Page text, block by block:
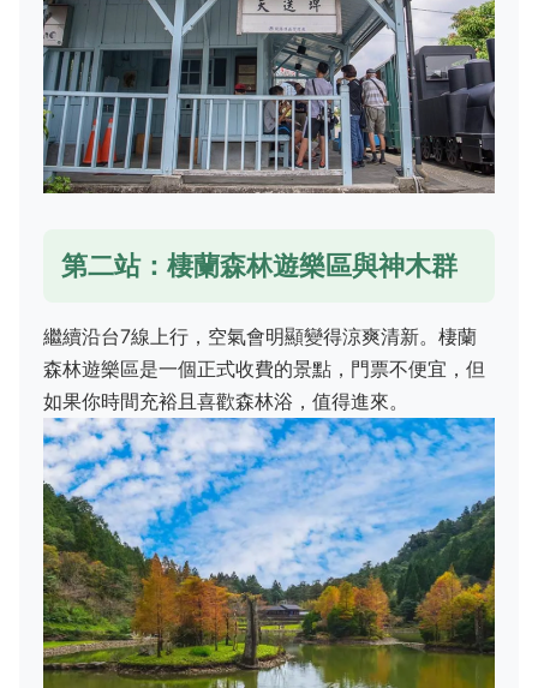
第二站：棲蘭森林遊樂區與神木群
繼續沿台7線上行，空氣會明顯變得涼爽清新。棲蘭
森林遊樂區是一個正式收費的景點，門票不便宜，但
如果你時間充裕且喜歡森林浴，值得進來。